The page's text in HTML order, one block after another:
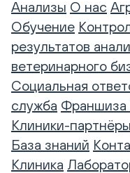
Анализы О нас
Обучение
результатов
ветеринарного
Социальная
служба Франшиза
Клиники-партнёры
База знаний
Клиника